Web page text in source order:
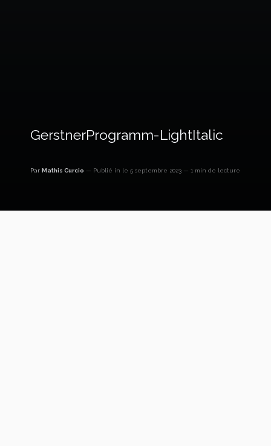
GerstnerProgramm-LightItalic
Par Mathis Curcio Publié in le 5 septembre 2023 1 min de lecture